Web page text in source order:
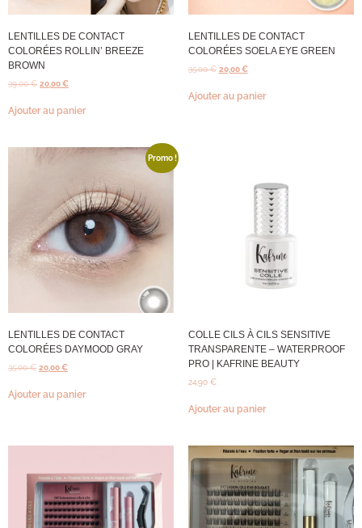
LENTILLES DE CONTACT
COLORÉES ROLLIN’ BREEZE
BROWN
39,00€ 20,00€
Ajouter au panier
LENTILLES DE CONTACT
COLORÉES SOELA EYE GREEN
35,00€ 20,00€
Ajouter au panier
Promo !
LENTILLES DE CONTACT
COLORÉES DAYMOOD GRAY
35,00€ 20,00€
Ajouter au panier
COLLE CILS À CILS SENSITIVE
TRANSPARENTE – WATERPROOF
PRO | KAFRINE BEAUTY
24,90 €
Ajouter au panier